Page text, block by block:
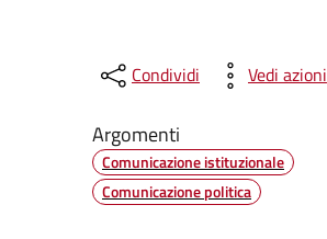
Condividi Vedi azioni
Argomenti
Comunicazione istituzionale
Comunicazione politica